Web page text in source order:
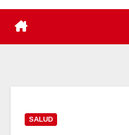
SALUD